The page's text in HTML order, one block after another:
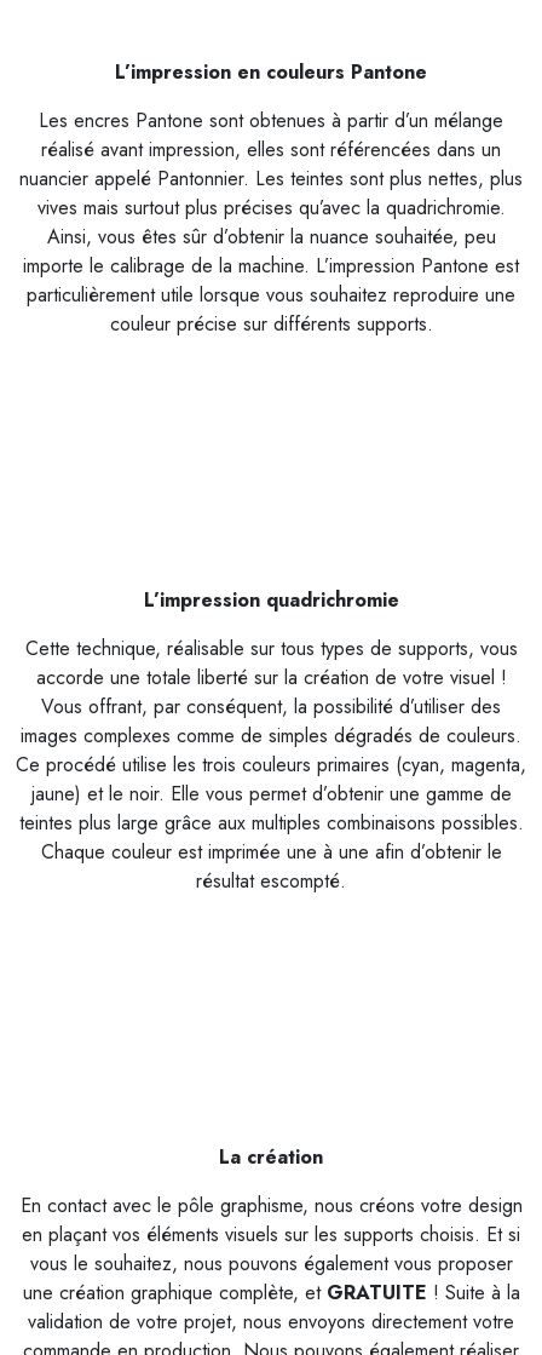
L’impression en couleurs Pantone
Les encres Pantone sont obtenues à partir d’un mélange
réalisé avant impression, elles sont référencées dans un
nuancier appelé Pantonnier. Les teintes sont plus nettes, plus
vives mais surtout plus précises qu’avec la quadrichromie.
Ainsi, vous êtes sûr d’obtenir la nuance souhaitée, peu
importe le calibrage de la machine. L’impression Pantone est
particulièrement utile lorsque vous souhaitez reproduire une
couleur précise sur différents supports.
L’impression quadrichromie
Cette technique, réalisable sur tous types de supports, vous
accorde une totale liberté sur la création de votre visuel !
Vous offrant, par conséquent, la possibilité d’utiliser des
images complexes comme de simples dégradés de couleurs.
Ce procédé utilise les trois couleurs primaires (cyan, magenta,
jaune) et le noir. Elle vous permet d’obtenir une gamme de
teintes plus large grâce aux multiples combinaisons possibles.
Chaque couleur est imprimée une à une afin d’obtenir le
résultat escompté.
La création
En contact avec le pôle graphisme, nous créons votre design
en plaçant vos éléments visuels sur les supports choisis. Et si
vous le souhaitez, nous pouvons également vous proposer
une création graphique complète, et GRATUITE ! Suite à la
validation de votre projet, nous envoyons directement votre